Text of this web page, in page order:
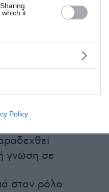
which it
Policy
η
πλούσιο
να μην το
φορά
μετάλλια
γνώση σε
στον ρόλο